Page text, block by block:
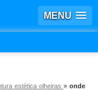
MENU
estética olheiras » onde